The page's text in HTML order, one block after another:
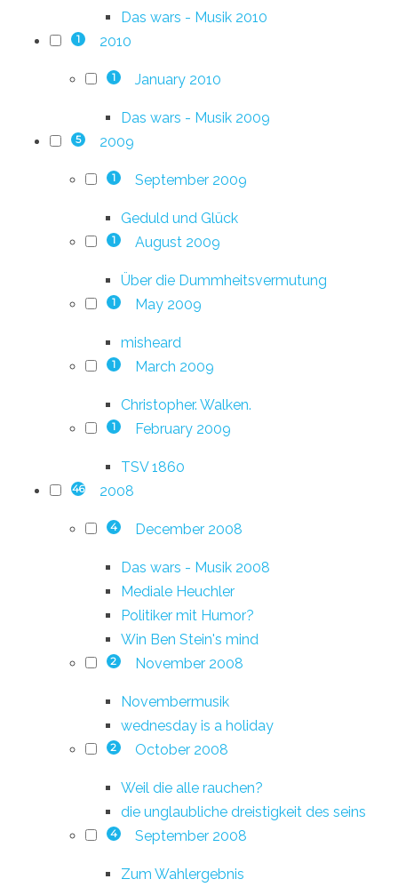
Das wars - Musik 2010
1 2010
1 January 2010
Das wars - Musik 2009
5 2009
1 September 2009
Geduld und Glück
1 August 2009
Über die Dummheitsvermutung
1 May 2009
misheard
1 March 2009
Christopher. Walken.
1 February 2009
TSV 1860
46 2008
4 December 2008
Das wars - Musik 2008
Mediale Heuchler
Politiker mit Humor?
Win Ben Stein's mind
2 November 2008
Novembermusik
wednesday is a holiday
2 October 2008
Weil die alle rauchen?
die unglaubliche dreistigkeit des seins
4 September 2008
Zum Wahlergebnis